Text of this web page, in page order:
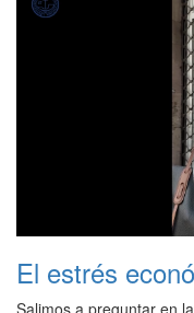
El estrés
Salimos a preguntar en